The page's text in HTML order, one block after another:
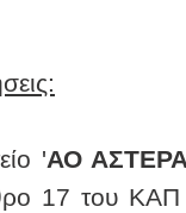
'ΑΟ
17 του ΚΑΠ